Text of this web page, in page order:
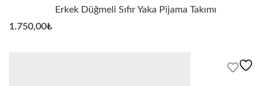
Erkek Düğmeli Sıfır Yaka Pijama Takımı
1.750,00₺